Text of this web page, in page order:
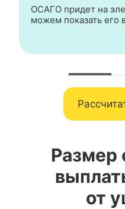
ОСАГО придет на
можем показать его
Размер
от